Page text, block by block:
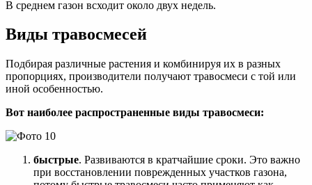
В среднем газон всходит около двух недель.
Виды травосмесей
Подбирая различные растения и комбинируя их в разных
пропорциях, производители получают травосмеси с той или
иной особенностью.
Вот наиболее распространенные виды травосмеси:
быстрые. Развиваются в кратчайшие сроки. Это важно
при восстановлении поврежденных участков газона,